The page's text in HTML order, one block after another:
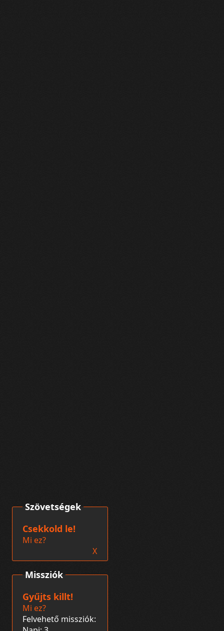
Missziók
Gyűjts killt!
Mi ez?
Felvehető missziók:
Szövetségek
Csekkold le!
Mi ez?
X